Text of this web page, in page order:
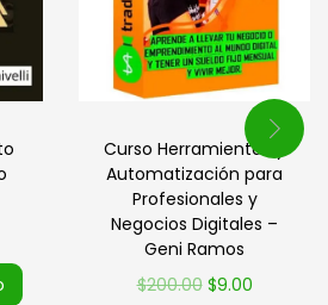
Curso Herramientas y
Automatización para
Profesionales y
Negocios Digitales –
Geni Ramos
$200.00 $9.00